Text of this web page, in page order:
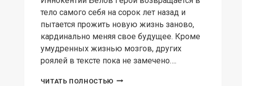
тело самого себя на сорок лет назад и
пытается прожить новую жизнь заново,
кардинально меняя свое будущее. Кроме
умудренных жизнью мозгов, других
роялей в тексте пока не замечено….
ЧИТАТЬ ПОЛНОСТЬЮ ПТУШНИК